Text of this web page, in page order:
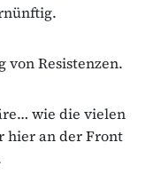
von Resistenzen.
wie die vielen
hier an der Front